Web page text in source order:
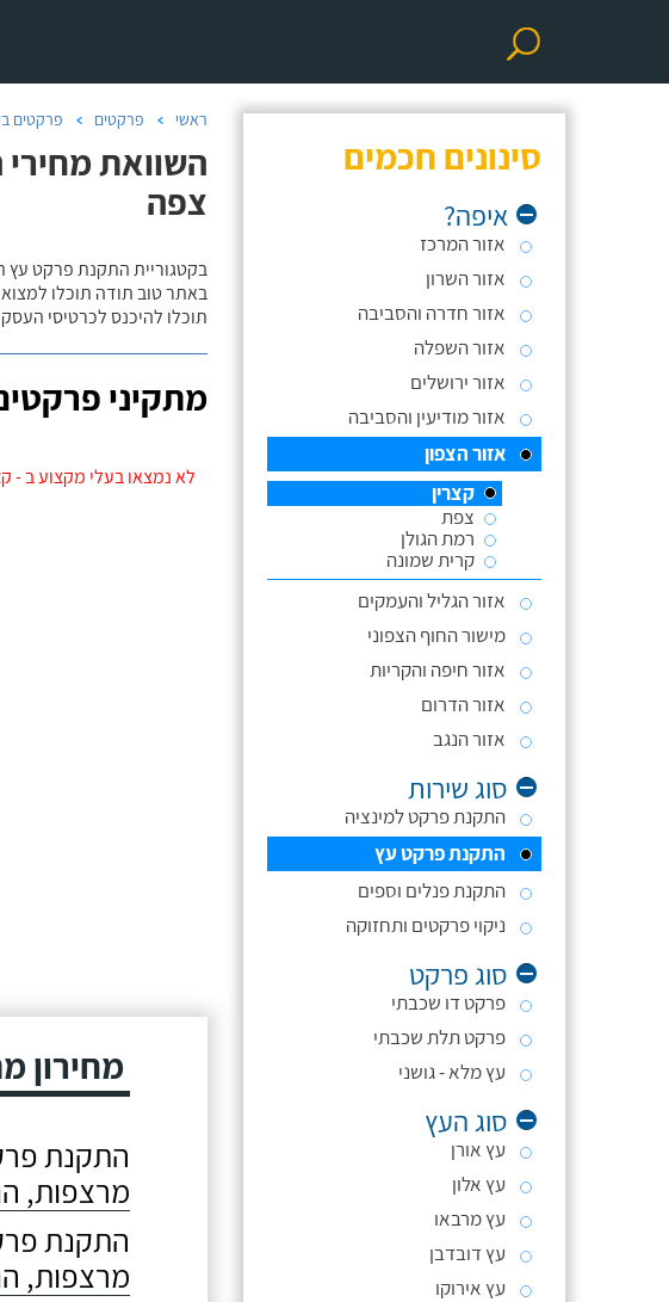
סינונים חכמים
איפה?
אזור המרכז
אזור השרון
אזור חדרה והסביבה
אזור השפלה
אזור ירושלים
אזור מודיעין והסביבה
אזור הצפון
קצרין
צפת
רמת הגולן
קרית שמונה
אזור הגליל והעמקים
מישור החוף הצפוני
אזור חיפה והקריות
אזור הדרום
אזור הנגב
סוג שירות
התקנת פרקט למינציה
התקנת פרקט עץ
התקנת פנלים וספים
ניקוי פרקטים ותחזוקה
סוג פרקט
פרקט דו שכבתי
פרקט תלת שכבתי
עץ מלא - גושני
סוג העץ
עץ אורן
עץ אלון
עץ מרבאו
עץ דובדבן
עץ אירוקו
ראשי פרקטים פרקטים
השוואת
צפה
בקטגוריית התקנת פרקט עץ
באתר טוב תודה תוכלו למצוא
תוכלו להיכנס לכרטיסי
מתקיני
לא נמצאו בעלי מקצוע ב -
מחירון
התקנת
מרצפות,
התקנת
מרצפות,